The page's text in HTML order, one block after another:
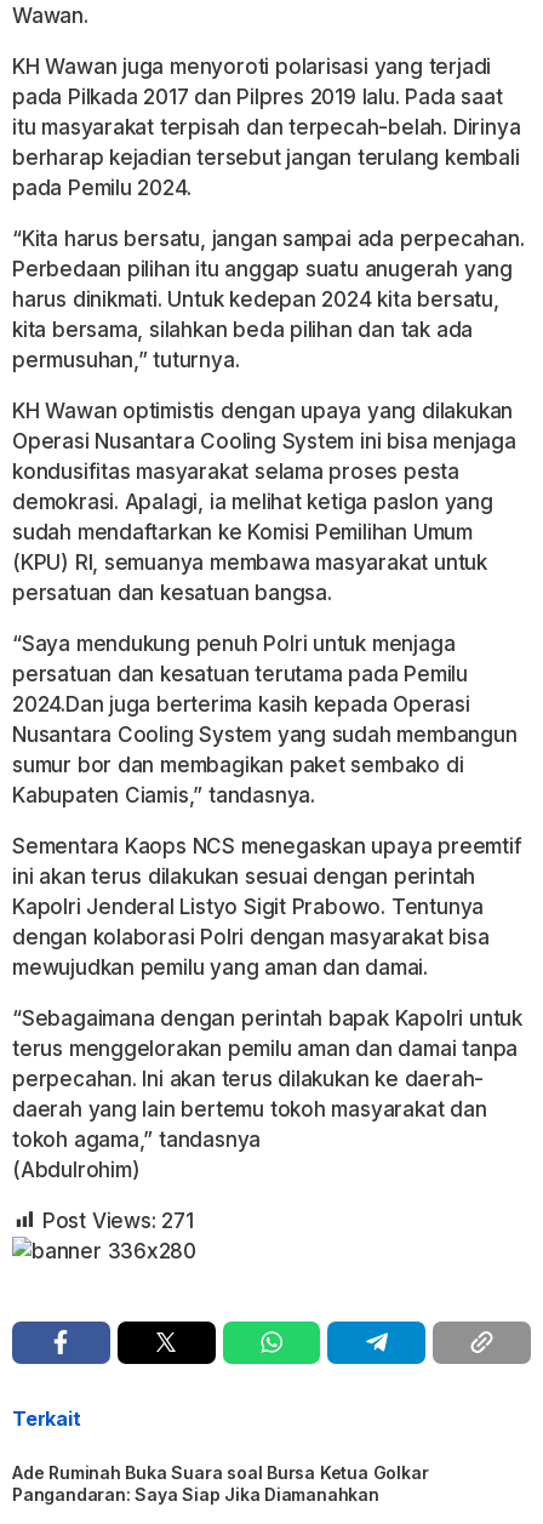
Wawan.
KH Wawan juga menyoroti polarisasi yang terjadi
pada Pilkada 2017 dan Pilpres 2019 lalu. Pada saat
itu masyarakat terpisah dan terpecah-belah. Dirinya
berharap kejadian tersebut jangan terulang kembali
pada Pemilu 2024.
“Kita harus bersatu, jangan sampai ada perpecahan.
Perbedaan pilihan itu anggap suatu anugerah yang
harus dinikmati. Untuk kedepan 2024 kita bersatu,
kita bersama, silahkan beda pilihan dan tak ada
permusuhan,” tuturnya.
KH Wawan optimistis dengan upaya yang dilakukan
Operasi Nusantara Cooling System ini bisa menjaga
kondusifitas masyarakat selama proses pesta
demokrasi. Apalagi, ia melihat ketiga paslon yang
sudah mendaftarkan ke Komisi Pemilihan Umum
(KPU) RI, semuanya membawa masyarakat untuk
persatuan dan kesatuan bangsa.
“Saya mendukung penuh Polri untuk menjaga
persatuan dan kesatuan terutama pada Pemilu
2024.Dan juga berterima kasih kepada Operasi
Nusantara Cooling System yang sudah membangun
sumur bor dan membagikan paket sembako di
Kabupaten Ciamis,” tandasnya.
Sementara Kaops NCS menegaskan upaya preemtif
ini akan terus dilakukan sesuai dengan perintah
Kapolri Jenderal Listyo Sigit Prabowo. Tentunya
dengan kolaborasi Polri dengan masyarakat bisa
mewujudkan pemilu yang aman dan damai.
“Sebagaimana dengan perintah bapak Kapolri untuk
terus menggelorakan pemilu aman dan damai tanpa
perpecahan. Ini akan terus dilakukan ke daerah-
daerah yang lain bertemu tokoh masyarakat dan
tokoh agama,” tandasnya
(Abdulrohim)
Post Views: 271
Terkait
Ade Ruminah Buka Suara soal Bursa Ketua Golkar
Pangandaran: Saya Siap Jika Diamanahkan